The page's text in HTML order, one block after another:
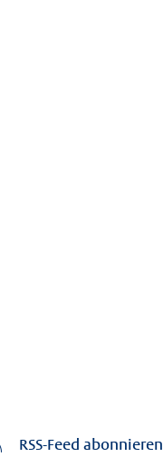
RSS-Feed abonnieren